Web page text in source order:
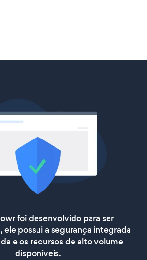
foi desenvolvido para ser
ele possui a segurança integrada
e os recursos de alto volume
disponíveis.